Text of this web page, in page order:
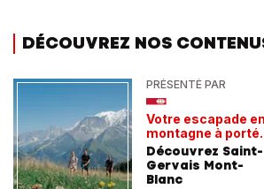
DÉCOUVREZ NOS
PRÉSENTÉ PAR
Votre escapade en
montagne à
de train
Découvrez Saint-
Gervais Mont-
Blanc